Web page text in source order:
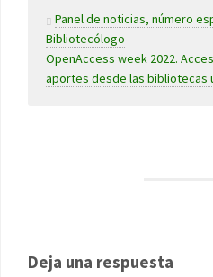
Panel de noticias, número
Bibliotecólogo
OpenAccess week 2022.
aportes desde las bibliotecas
Deja una respuesta